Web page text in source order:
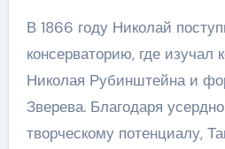
В 1866 году Николай
консерваторию, где изучал
Николая Рубинштейна и
Зверева. Благодаря
творческому потенциалу,